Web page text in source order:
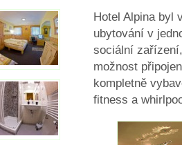
Hotel Alpina byl
ubytování v
sociální
možnost
kompletně
fitness a